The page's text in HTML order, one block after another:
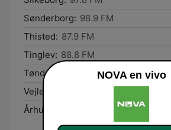
Sønderborg: 98.9 FM
Thisted: 87.9 FM
Tinglev: 88.8 FM
Tønder:
Vejle:
Århus:
NOVA en vivo